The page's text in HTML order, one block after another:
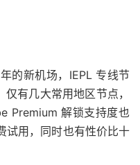
的新机场，IEPL 专线节
有几大常用地区节点，
Premium 解锁支持度也
试用，同时也有性价比十